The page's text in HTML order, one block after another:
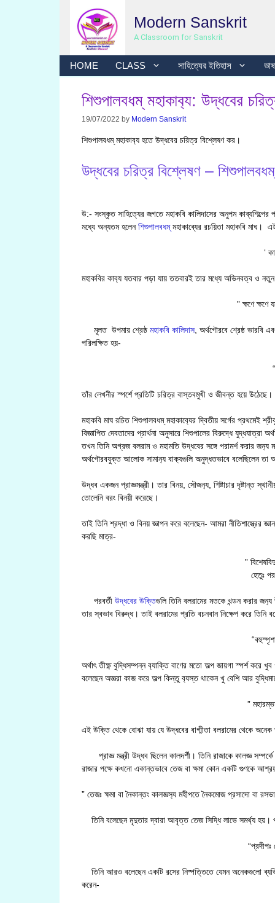
Modern Sanskrit
A Classroom for Sanskrit
HOME CLASS সাহিত্যের ইতিহাস
শিশুপালবধম্ মহাকাব‍্য: উদ্ধবের
19/07/2022 by Modern Sanskrit
শিশুপালবধম্ মহাকাব‍্য হতে উদ্ধবের চরিত্র বিশ্লেষণ কর।
উদ্ধবের চরিত্র বিশ্লেষণ – শিশুপালবধম্
উ:- সংস্কৃত সাহিত্যের জগতে মহাকবি কালিদাসের অনুপম কাব্যশিল্পের
মধ্যে অন্যতম হলেনশিশুপালবধম্মহাকাব্যের রচয়িতা মহাকবি মাঘ।
‘
মহাকবির কাব‍্য যতবার পড়া যায় ততবারই তার মধ্যে অভিনবত্ব ও নতুন
” ক্ষণে ক্ষণে
মূলত উপমায় শ্রেষ্ঠমহাকবি কালিদাস, অর্থগৌরবে শ্রেষ্ঠ ভারবি
পরিলক্ষিত হয়-
“
তাঁর লেখনীর স্পর্শে প্রতিটি চরিত্র বাস্তবমুখী ও জীবন্ত হয়ে উঠেছে।
মহাকবি মাঘ রচিত শিশুপালবধম্ মহাকাব‍্যের দ্বিতীয় সর্গের প্রথমেই
বিজ্ঞাপিত দেবতাদের প্রার্থনা অনুসারে শিশুপালের বিরুদ্ধে
তখন তিনি অগ্রজ বলরাম ও মহামতি উদ্ধবের সঙ্গে পরামর্শ করার জন‍্য
অর্থগৌরবযুক্ত আলোক সামান‍্য বাক‍্যগুলি অনুদ্ধতভাবে বলেছিলেন তা
উদ্ধব একজন প্রাজ্ঞমন্ত্রী। তার বিনয়, সৌজন‍্য, শিষ্টাচার দৃষ্টান্ত
তোলেনি বরং বিনয়ী করেছে।
তাই তিনি শ্রদ্ধা ও বিনয় জ্ঞাপন করে বলেছেন- আমরা নীতিশাস্ত্রের
করছি মাত্র-
”
হেতুঃ
পরবর্তী উদ্ধবের উক্তিগুলি তিনি বলরামের মতকে খন্ডন করার
তার স্বভাব বিরুদ্ধ। তাই বলরামের প্রতি বচনবান নিক্ষেপ করে তিনি
অর্থাৎ তীক্ষ্ণ বুদ্ধিসম্পন্ন ব‍্যাক্তি বাণের মতো অল্প জায়গা স্পর্শ করে
বলেছেন অজ্ঞরা কাজ করে অল্প কিন্তু ব‍্যস্ত থাকেন খু বেশি আর
”
এই উক্তি থেকে বোঝা যায় যে উদ্ধবের বাগ্মীতা বলরামের থেকে অনেক
প্রাজ্ঞ মন্ত্রী উদ্ধব ছিলেন কালদর্শী। তিনি রাজাকে কালজ্ঞ
রাজার পক্ষে কখনো একান্তভাবে তেজ বা ক্ষমা কোন একটি গুণকে
” তেজঃ ক্ষমা বা নৈকান্তং কালজ্ঞস‍্য মহীপতে নৈকমোজ প্রসাদো বা
তিনি বলেছেন মৃদুতার দ্বারা আবৃত্ত তেজ সিদ্ধি লাভে সমর্থ্য হয়।
তিনি আরও বলেছেন একটি রসের নিষ্পত্তিতে যেমন অনেকগুলো
করেন-